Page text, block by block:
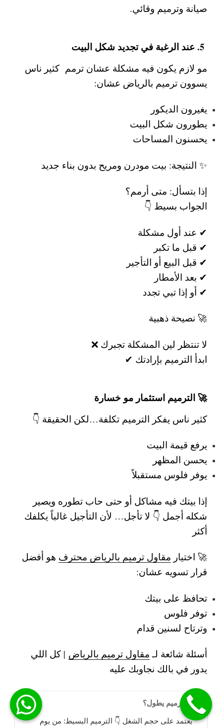
صيانة وترميم وقائي.
مو لازم يكون فيه مشكلة عشان ترمم كثير ناس
يسوون ترميم بالرياض عشان:
يغيرون الديكور
يطورون شكل البيت
يحسنون المساحات
✨ النتيجة: بيت مودرن ومريح بدون بناء جديد
إذا بتسأل: متى أرمم؟
الجواب بسيط 👇
✔ عند أول مشكلة
✔ قبل ما تكبر
✔ قبل البيع أو التأجير
✔ بعد الأمطار
✔ أو إذا تبي تجدد
🚀 نصيحة ذهبية
لا تنتظر لين المشكلة تجبرك ❌
ابدأ الترميم بإرادتك ✔
🚀 الترميم استثمار مو خسارة
كثير ناس يفكر الترميم تكلفة…لكن الحقيقة 👇
يرفع قيمة البيت
يحسن المظهر
يوفر فلوس مستقبلاً
إذا بيتك فيه مشاكل أو حتى حاب تطوره ويصير
شكله أجمل 👇 لا تأجل… لأن التأجيل غالباً يكلفك
أكثر
🚀 اختيار مقاول ترميم بالرياض محترف هو أفضل
قرار تسويه عشان:
تحافظ على بيتك
توفر فلوس
وترتاح لسنين قدام
أسئلة شائعة لـ مقاول ترميم بالرياض | كل اللي
يدور في بالك نجاوبك عليه
هل الترميم يطول؟
يعتمد على حجم الشغل 👇 الترميم البسيط: من يوم